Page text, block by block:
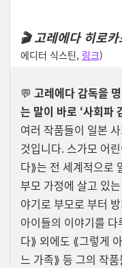
🎬 고레에다 히로
에디터 식스틴, 링크)
💬 고레에다 감독을
는 말이 바로 ‘사회파
여러 작품들이 일본
것입니다. 스가모 어
다⟫는 전 세계적으로
부모 가정에 살고 있
야기로 부모로 부터
아이들의 이야기를
다⟫ 외에도 ⟪그렇게
느 가족⟫ 등 그의 작